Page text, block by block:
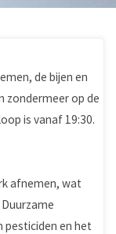
de bijen en
zondermeer op de
is vanaf 19:30.
afnemen, wat
pesticiden en het